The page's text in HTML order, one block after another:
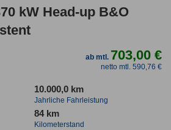
kW Head-up B&O
ab mtl. 703,00 €
netto mtl. 590,76 €
10.000,0 km
Jahrliche Fahrleistung
84 km
Kilometerstand